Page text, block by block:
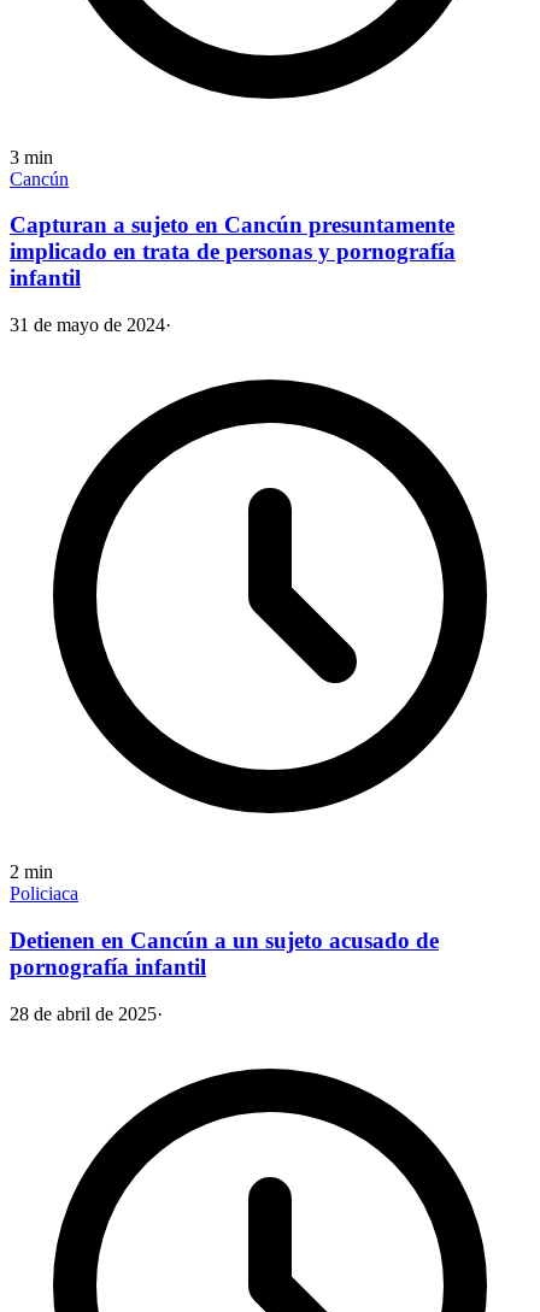
3 min
Cancún
Capturan a sujeto en Cancún presuntamente
implicado en trata de personas y pornografía
infantil
31 de mayo de 2024·
2 min
Policiaca
Detienen en Cancún a un sujeto acusado de
pornografía infantil
28 de abril de 2025·